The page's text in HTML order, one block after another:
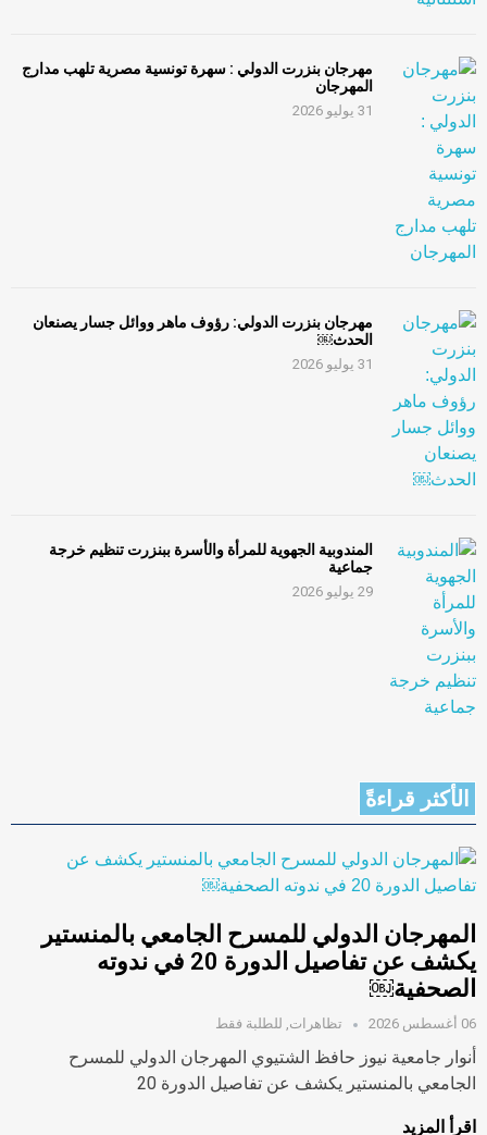
مهرجان بنزرت الدولي : سهرة تونسية مصرية تلهب مدارج
المهرجان
31 يوليو 2026
مهرجان بنزرت الدولي: رؤوف ماهر ووائل جسار يصنعان
الحدث￼
31 يوليو 2026
المندوبية الجهوية للمرأة والأسرة ببنزرت تنظيم خرجة
جماعية
29 يوليو 2026
الأكثر قراءةً
المهرجان الدولي للمسرح الجامعي بالمنستير
يكشف عن تفاصيل الدورة 20 في ندوته
الصحفية￼
06 أغسطس 2026 تظاهرات, للطلبة فقط
أنوار جامعية نيوز حافظ الشتيوي المهرجان الدولي للمسرح
الجامعي بالمنستير يكشف عن تفاصيل الدورة 20
اقرأ المزيد